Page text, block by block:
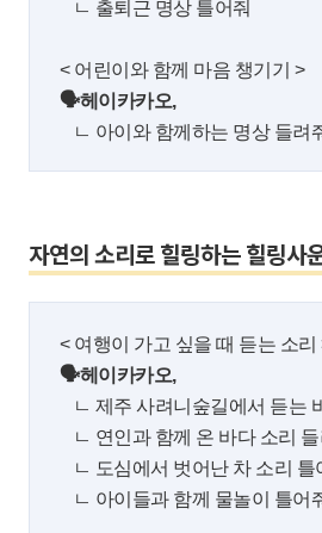
ㄴ 출퇴근 명상 틀어줘
< 어린이와 함께 마음 챙기기 >
🗣헤이카카오,
ㄴ 아이와 함께하는 명상 들려
자연의 소리로 힐링하는 힐링사
< 여행이 가고 싶을 때 듣는 소리
🗣헤이카카오,
ㄴ 제주 사려니숲길에서 듣는
ㄴ 연인과 함께 온 바다 소리 들
ㄴ 도심에서 벗어난 차 소리 틀
ㄴ 아이들과 함께 물놀이 틀어